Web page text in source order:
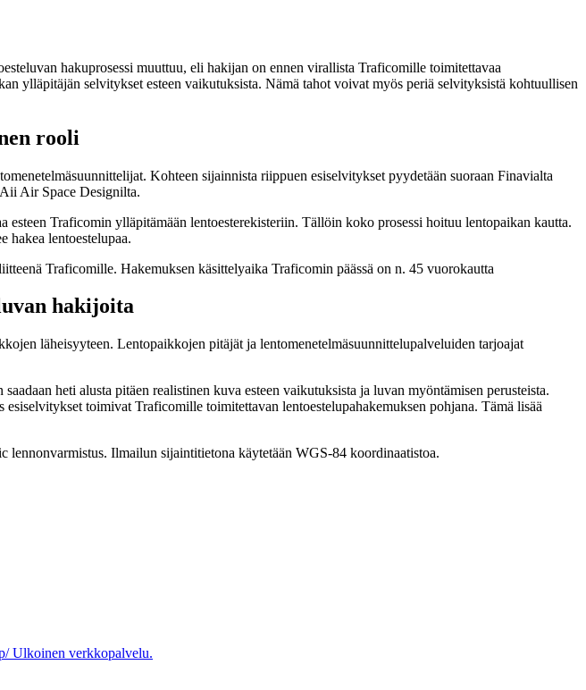
hakuprosessi muuttuu, eli hakijan on ennen virallista Traficomille toimitettavaa
ylläpitäjän selvitykset esteen vaikutuksista. Nämä tahot voivat myös periä selvityksistä kohtuullisen
rooli
Kohteen sijainnista riippuen esiselvitykset pyydetään suoraan Finavialta
Air Space Designilta.
esteen Traficomin ylläpitämään lentoesterekisteriin. Tällöin koko prosessi hoituu lentopaikan kautta.
hakea lentoestelupaa.
Traficomille. Hakemuksen käsittelyaika Traficomin päässä on n. 45 vuorokautta
hakijoita
läheisyyteen. Lentopaikkojen pitäjät ja lentomenetelmäsuunnittelupalveluiden tarjoajat
heti alusta pitäen realistinen kuva esteen vaikutuksista ja luvan myöntämisen perusteista.
esiselvitykset toimivat Traficomille toimitettavan lentoestelupahakemuksen pohjana. Tämä lisää
Ilmailun sijaintitietona käytetään WGS-84 koordinaatistoa.
Ulkoinen verkkopalvelu.